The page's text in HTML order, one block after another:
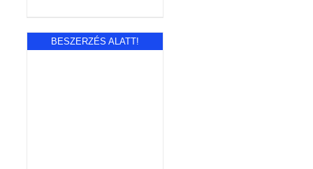
BESZERZÉS ALATT!